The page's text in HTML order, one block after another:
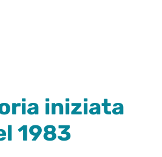
iniziata
1983